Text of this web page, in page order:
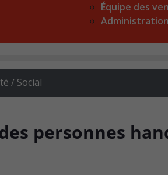
Équipe des
Administration
/ Social
personnes